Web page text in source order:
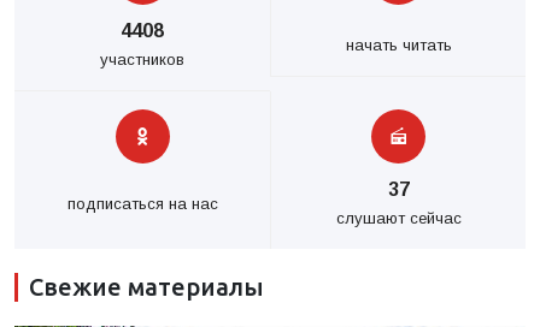
4408
участников
начать читать
подписаться на нас
37
слушают сейчас
Свежие материалы